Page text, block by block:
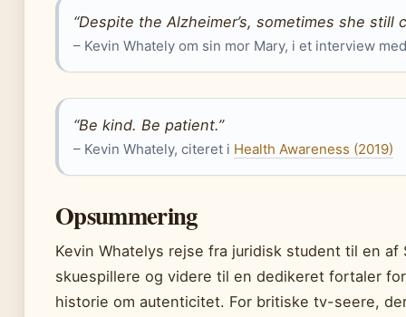
“Despite the Alzheimer’s, sometimes she still
– Kevin Whately om sin mor Mary, i et interview
“Be kind. Be patient.”
– Kevin Whately, citeret i Health Awareness (2019)
Opsummering
Kevin Whatelys rejse fra juridisk student til en
skuespillere og videre til en dedikeret fortaler
historie om autenticitet. For britiske tv-seere,